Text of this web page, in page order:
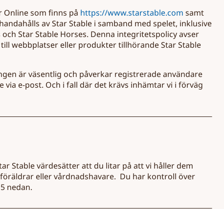
Online som finns på https://www.starstable.com samt
av Star Stable i samband med spelet, inklusive
Star Stable Horses. Denna integritetspolicy avser
webbplatser eller produkter tillhörande Star Stable
är väsentlig och påverkar registrerade användare
e-post. Och i fall där det krävs inhämtar vi i förväg
Stable värdesätter att du litar på att vi håller dem
eller vårdnadshavare. Du har kontroll över
nedan.